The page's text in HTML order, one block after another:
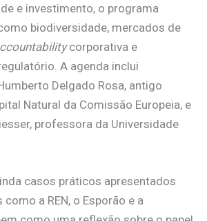
e investimento, o programa
biodiversidade, mercados de
corporativa e
A agenda inclui
Delgado Rosa, antigo
Natural da Comissão Europeia, e
professora da Universidade
casos práticos apresentados
a REN, o Esporão e a